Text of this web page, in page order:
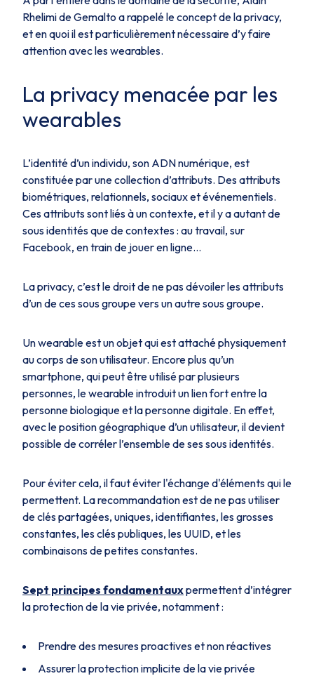
Rhelimi de Gemalto a rappelé le concept de la privacy,
et en quoi il est particulièrement nécessaire d’y faire
attention avec les wearables.
La privacy menacée par les
wearables
L’identité d’un individu, son ADN numérique, est
constituée par une collection d’attributs. Des attributs
biométriques, relationnels, sociaux et événementiels.
Ces attributs sont liés à un contexte, et il y a autant de
sous identités que de contextes : au travail, sur
Facebook, en train de jouer en ligne...
La privacy, c’est le droit de ne pas dévoiler les attributs
d’un de ces sous groupe vers un autre sous groupe.
Un wearable est un objet qui est attaché physiquement
au corps de son utilisateur. Encore plus qu’un
smartphone, qui peut être utilisé par plusieurs
personnes, le wearable introduit un lien fort entre la
personne biologique et la personne digitale. En effet,
avec le position géographique d’un utilisateur, il devient
possible de corréler l’ensemble de ses sous identités.
Pour éviter cela, il faut éviter l'échange d'éléments qui le
permettent. La recommandation est de ne pas utiliser
de clés partagées, uniques, identifiantes, les grosses
constantes, les clés publiques, les UUID, et les
combinaisons de petites constantes.
Sept principes fondamentauxpermettent d’intégrer
la protection de la vie privée, notamment :
Prendre des mesures proactives et non réactives
Assurer la protection implicite de la vie privée